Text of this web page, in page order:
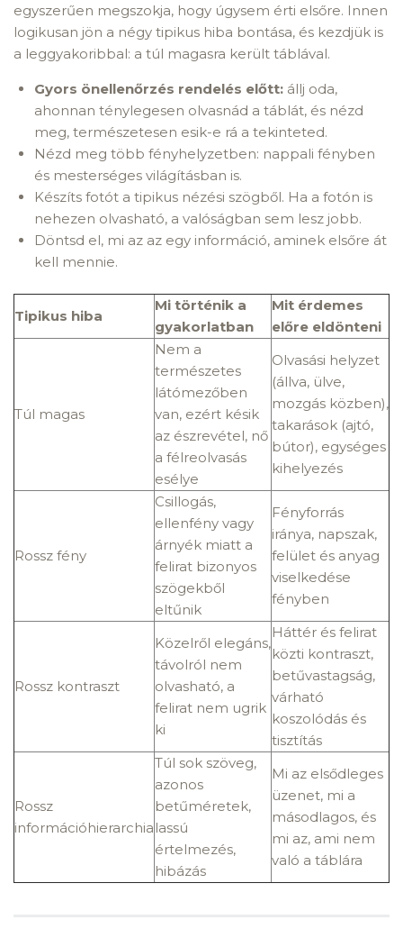
egyszerűen megszokja, hogy úgysem érti elsőre. Innen
logikusan jön a négy tipikus hiba bontása, és kezdjük is
a leggyakoribbal: a túl magasra került táblával.
Gyors önellenőrzés rendelés előtt:állj oda,
ahonnan ténylegesen olvasnád a táblát, és nézd
meg, természetesen esik-e rá a tekinteted.
Nézd meg több fényhelyzetben: nappali fényben
és mesterséges világításban is.
Készíts fotót a tipikus nézési szögből. Ha a fotón is
nehezen olvasható, a valóságban sem lesz jobb.
Döntsd el, mi az az egy információ, aminek elsőre át
kell mennie.
Tipikus hiba
Mi történik a
gyakorlatban
Mit érdemes
előre eldönteni
Túl magas
Nem a
természetes
látómezőben
van, ezért késik
az észrevétel, nő
a félreolvasás
esélye
Olvasási helyzet
(állva, ülve,
mozgás közben),
takarások (ajtó,
bútor), egységes
kihelyezés
Rossz fény
Csillogás,
ellenfény vagy
árnyék miatt a
felirat bizonyos
szögekből
eltűnik
Fényforrás
iránya, napszak,
felület és anyag
viselkedése
fényben
Rossz kontraszt
Közelről elegáns,
távolról nem
olvasható, a
felirat nem ugrik
ki
Háttér és felirat
közti kontraszt,
betűvastagság,
várható
koszolódás és
tisztítás
Rossz
információhierarchia
Túl sok szöveg,
azonos
betűméretek,
lassú
értelmezés,
hibázás
Mi az elsődleges
üzenet, mi a
másodlagos, és
mi az, ami nem
való a táblára